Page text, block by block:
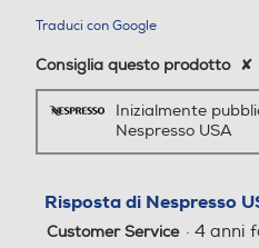
Portafiltro crema
Espulsione automatica cap
sule
Traduci con Google
Consiglia questo prodotto ✘
Inizialmente
Nespresso USA
Risposta di Nespresso
Customer Service · 4 anni